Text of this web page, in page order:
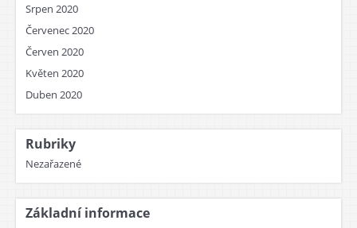
Srpen 2020
Červenec 2020
Červen 2020
Květen 2020
Duben 2020
Rubriky
Nezařazené
Základní informace